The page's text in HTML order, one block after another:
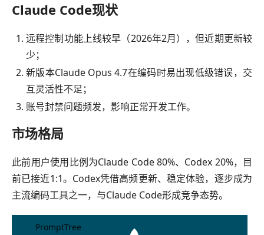
Claude Code现状
远程控制功能上线较早（2026年2月），但近期更新较
少；
新版本Claude Opus 4.7在编码时易出现低级错误，交
互灵活性不足；
账号封禁问题频发，影响正常开发工作。
市场格局
此前用户使用比例为Claude Code 80%、Codex 20%，目
前已接近1:1。Codex凭借高频更新、稳定体验，逐步成为
主流编码工具之一，与Claude Code形成竞争态势。
PromptTree